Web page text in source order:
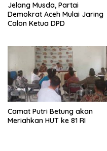
Jelang Musda, Partai
Demokrat Aceh Mulai Jaring
Calon Ketua DPD
Camat Putri Betung akan
Meriahkan HUT ke 81 RI